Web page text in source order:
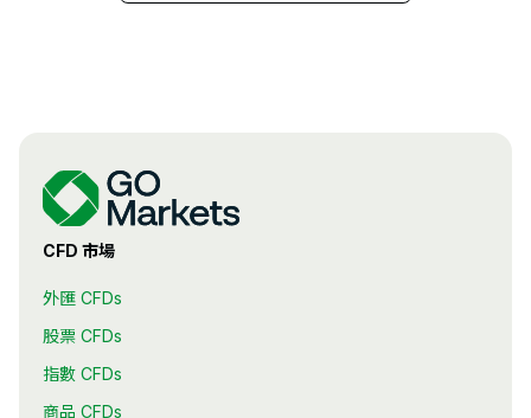
CFD 市場
外匯 CFDs
股票 CFDs
指數 CFDs
商品 CFDs